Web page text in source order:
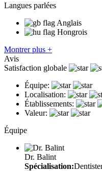
Langues parlées
Anglais
Hongrois
Montrer plus +
Avis
Satisfaction globale
Équipe:
Localisation:
Établissements:
Valeur:
Équipe
Dr. Balint
Spécialisation: